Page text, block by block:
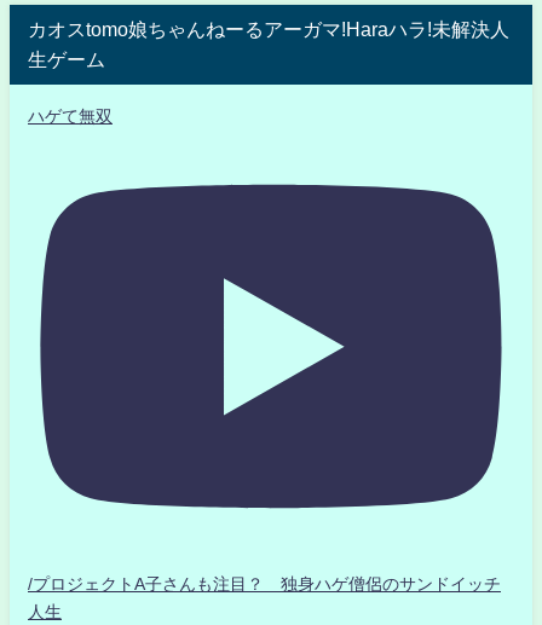
カオスtomo娘ちゃんねーるアーガマ!Haraハラ!未解決人
生ゲーム
ハゲて無双
/プロジェクトA子さんも注目？ 独身ハゲ僧侶のサンドイッチ
人生